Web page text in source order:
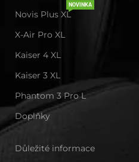
Novis Plus XL
NOVINKA
X-Air Pro XL
Kaiser 4 XL
Kaiser 3 XL
Phantom 3 Pro L
Doplňky
Důležité informace